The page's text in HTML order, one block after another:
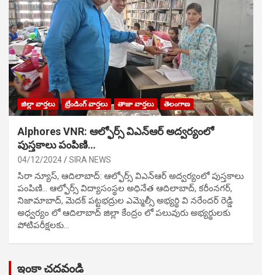
జిల్లా వార్తలు ట్రేండింగ్ వార్తలు తాజా వార్తలు తెలంగాణ
Alphores VNR: ఆల్ఫోర్స్ విఎన్ఆర్ అద్వర్యంలో
పుస్తకాలు పంపిణి…
04/12/2024 SIRA NEWS
సిరా న్యూస్, ఆదిలాబాద్: ఆల్ఫోర్స్ విఎన్ఆర్ అద్వర్యంలో పుస్తకాలు
పంపిణి… ఆల్ఫోర్స్ విద్యాసంస్థల అధినేత ఆదిలాబాద్, కరీంనగర్,
నిజామాబాద్, మెదక్ పట్టభద్రుల ఎమ్మెల్సీ అభ్యర్థి వి నరేందర్ రెడ్డి
అధ్వర్యం లో ఆదిలాబాద్ జిల్లా కేంద్రం లో పలువురు అభ్యర్థులకు
పోటిప‌రీక్ష‌ల‌కు…
ఇంకా చదవండి